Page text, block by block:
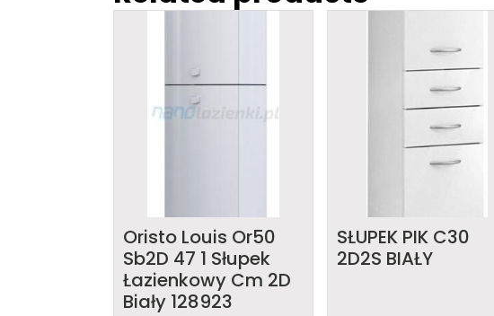
Oristo Louis Or50
Sb2D 47 1 Słupek
Łazienkowy Cm 2D
Biały 128923
SŁUPEK PIK C30
2D2S BIAŁY